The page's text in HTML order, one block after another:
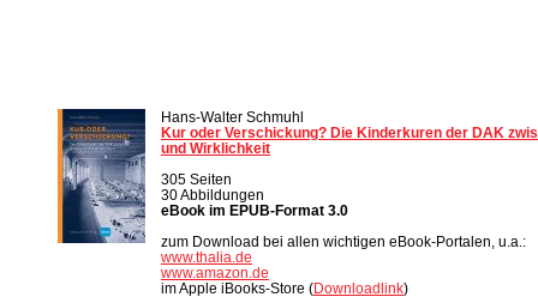
Hans-Walter Schmuhl
Kur oder Verschickung? Die Kinderkuren der DAK
und Wirklichkeit
305 Seiten
30 Abbildungen
eBook im EPUB-Format 3.0
zum Download bei allen wichtigen eBook-Portalen, u.a.:
www.thalia.de
www.amazon.de
im Apple iBooks-Store (Downloadlink)